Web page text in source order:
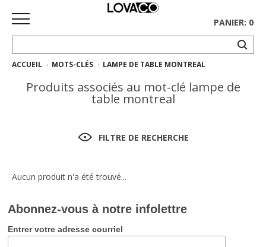
ACCUEIL
MAGASINER
Ethnicraft
Gus*
PANIER: 0
ACCUEIL MOTS-CLÉS LAMPE DE TABLE MONTREAL
Produits associés au mot-clé lampe de
table montreal
FILTRE DE RECHERCHE
Aucun produit n'a été trouvé...
Abonnez-vous à notre infolettre
Entrer votre adresse courriel